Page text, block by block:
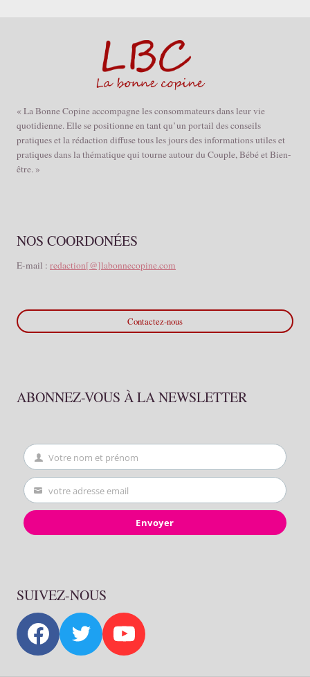
« La Bonne Copine accompagne les consommateurs dans leur vie
quotidienne. Elle se positionne en tant qu’un portail des conseils
pratiques et la rédaction diffuse tous les jours des informations utiles et
pratiques dans la thématique qui tourne autour du Couple, Bébé et Bien-
être. »
NOS COORDONÉES
E-mail : redaction[@]labonnecopine.com
Contactez-nous
ABONNEZ-VOUS À LA NEWSLETTER
First
Name
Votre nom et prénom
Your
email
votre adresse email
Envoyer
SUIVEZ-NOUS